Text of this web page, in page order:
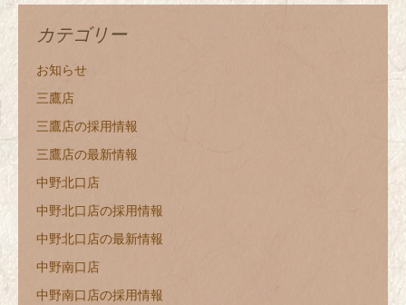
カテゴリー
お知らせ
三鷹店
三鷹店の採用情報
三鷹店の最新情報
中野北口店
中野北口店の採用情報
中野北口店の最新情報
中野南口店
中野南口店の採用情報